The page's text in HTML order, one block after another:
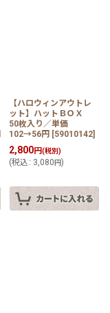
【ハロウィンアウトレ
ット】ハットＢＯＸ
50枚入り／単価
102→56円 [59010142]
2,800円(税別)
(税込 : 3,080円)